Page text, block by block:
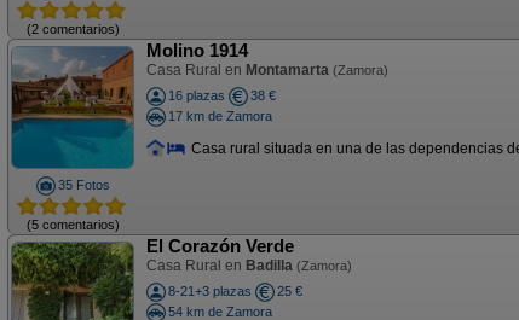
(2 comentarios)
35 Fotos
(5 comentarios)
Molino 1914
Casa Rural en Montamarta (Zamora)
16 plazas
38 €
17 km de Zamora
Casa rural situada en una de las dependencias
El Corazón Verde
Casa Rural en Badilla (Zamora)
8-21+3 plazas
25 €
54 km de Zamora